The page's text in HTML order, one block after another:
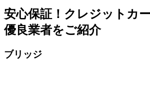
安心保証！クレジットカ
優良業者をご紹介
ブリッジ